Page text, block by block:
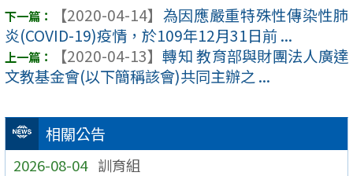
相關公告
2026-08-04 訓育組
【2020-04-14】 為因應嚴重特殊性傳染性肺
炎(COVID-19)疫情，於109年12月31日前 ...
【2020-04-13】 轉知 教育部與財團法人廣達
文教基金會(以下簡稱該會)共同主辦之 ...